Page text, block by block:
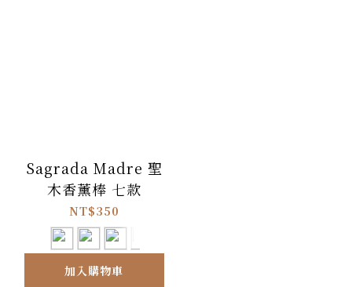
Sagrada Madre 聖
木香薰棒 七款
NT$350
加入購物車